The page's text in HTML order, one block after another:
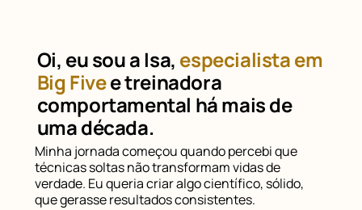
Oi, eu sou a Isa, especialista em
Big Fivee treinadora
comportamental há mais de
uma década.
Minha jornada começou quando percebi que
técnicas soltas não transformam vidas de
verdade. Eu queria criar algo científico, sólido,
que gerasse resultados consistentes.